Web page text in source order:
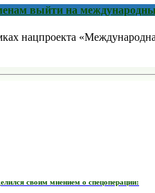
выйти на
нацпроекта
своим мнением о спецоперации: